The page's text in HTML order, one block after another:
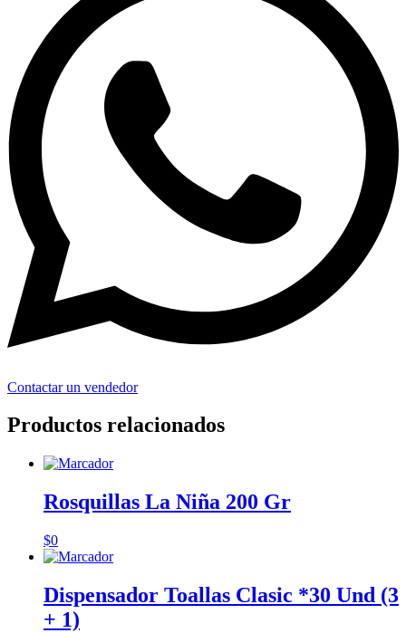
Contactar un vendedor
Productos relacionados
Rosquillas La Niña 200 Gr
$0
Dispensador Toallas Clasic *30 Und (3
+ 1)